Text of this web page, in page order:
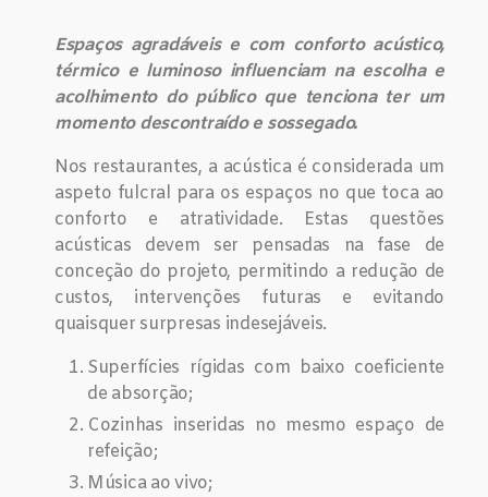
Espaços agradáveis e com conforto acústico,
térmico e luminoso influenciam na escolha e
acolhimento do público que tenciona ter um
momento descontraído e sossegado.
Nos restaurantes, a acústica é considerada um
aspeto fulcral para os espaços no que toca ao
conforto e atratividade. Estas questões
acústicas devem ser pensadas na fase de
conceção do projeto, permitindo a redução de
custos, intervenções futuras e evitando
quaisquer surpresas indesejáveis.
Superfícies rígidas com baixo coeficiente
de absorção;
Cozinhas inseridas no mesmo espaço de
refeição;
Música ao vivo;